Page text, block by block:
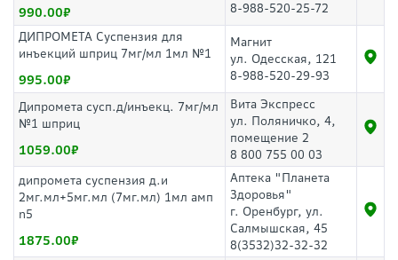
990.00
8-988-520-25-72
ДИПРОМЕТА Суспензия для
инъекций шприц 7мг/мл 1мл №1
995.00
Магнит
ул. Одесская, 121
8-988-520-29-93
Дипромета сусп.д/инъекц. 7мг/мл
№1 шприц
1059.00
Вита Экспресс
ул. Поляничко, 4,
помещение 2
8 800 755 00 03
дипромета суспензия д.и
2мг.мл+5мг.мл (7мг.мл) 1мл амп
n5
1875.00
Аптека "Планета
Здоровья"
г. Оренбург, ул.
Салмышская, 45
8(3532)32-32-32